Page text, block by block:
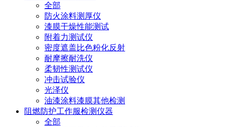
全部
防火涂料测厚仪
漆膜干燥性能测试
附着力测试仪
密度遮盖比色粉化反射
耐摩擦耐洗仪
柔韧性测试仪
冲击试验仪
光泽仪
油漆涂料漆膜其他检测
阻燃防护工作服检测仪器
全部